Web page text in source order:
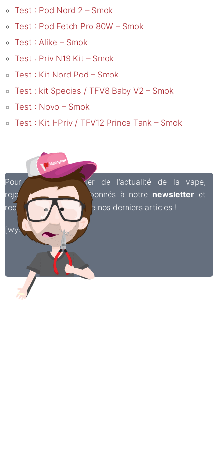
Test : Pod Nord 2 – Smok
Test : Pod Fetch Pro 80W – Smok
Test : Alike – Smok
Test : Priv N19 Kit – Smok
Test : Kit Nord Pod – Smok
Test : kit Species / TFV8 Baby V2 – Smok
Test : Novo – Smok
Test : Kit I-Priv / TFV12 Prince Tank – Smok
Pour ne rien manquer de l’actualité de la vape,
rejoignez les 6 500 abonnés à notre newsletter et
recevez chaque semaine nos derniers articles !
[wysija_form id=”2″]